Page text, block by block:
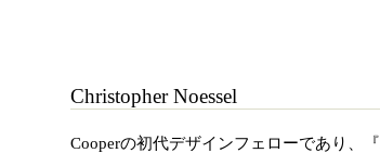
Christopher Noessel
Cooperの初代デザインフェローであり、